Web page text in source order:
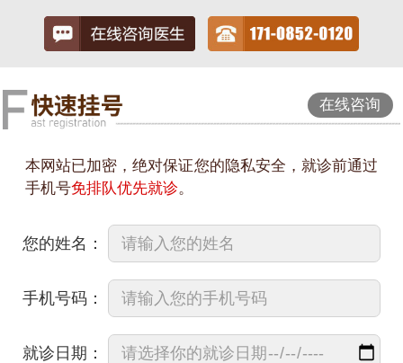
在线咨询
本网站已加密，绝对保证您的隐私安全，就诊前通过
手机号免排队优先就诊。
您的姓名：
手机号码：
就诊日期：